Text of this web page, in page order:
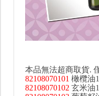
本品無法超商取貨.
82108070101 橄欖油
82108070102 玄米油